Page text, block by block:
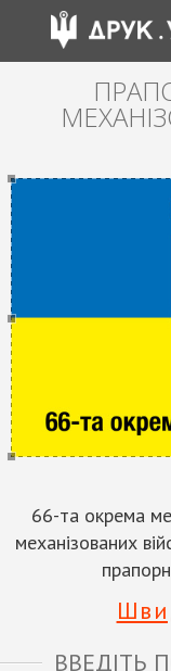
66-та окрема
механізованих
ВВЕДІТЬ